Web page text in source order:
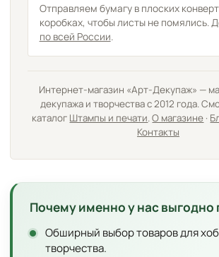
Отправляем бумагу в плоских
коробках, чтобы листы не помялись.
по всей России
Интернет-магазин «Арт-Декупаж» —
декупажа и творчества с 2012 года.
каталог Штампы и печати.О магазине ·
Контакты
Почему именно у нас выгодно
Обширный выбор товаров для
творчества.